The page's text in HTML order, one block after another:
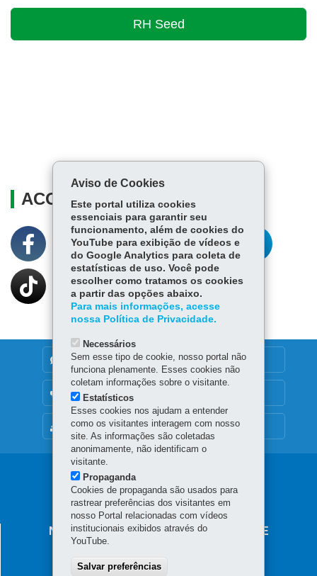
RH Seed
ACOMPANHE
MAPA DO SITE
DENUNCIE CORRUPÇÃO
OUVIDORIA
Navegação
principal
NÚCLEO REGIONAL DE EDUCAÇÃO DE
R. Baronesa do Cerro Azul, 1.027 - Campo Grande
Aviso de Cookies
Este portal utiliza cookies
essenciais para garantir seu
funcionamento, além de cookies do
YouTube para exibição de vídeos e
do Google Analytics para coleta de
estatísticas de uso. Você pode
escolher como tratamos os cookies
a partir das opções abaixo.
Para mais informações, acesse
nossa Política de Privacidade.
Necessários
Sem esse tipo de cookie, nosso portal não
funciona plenamente. Esses cookies não
coletam informações sobre o visitante.
Estatísticos
Esses cookies nos ajudam a entender
como os visitantes interagem com nosso
site. As informações são coletadas
anonimamente, não identificam o
visitante.
Propaganda
Cookies de propaganda são usados para
rastrear preferências dos visitantes em
nosso Portal relacionadas com vídeos
institucionais exibidos através do
YouTube.
Salvar preferências